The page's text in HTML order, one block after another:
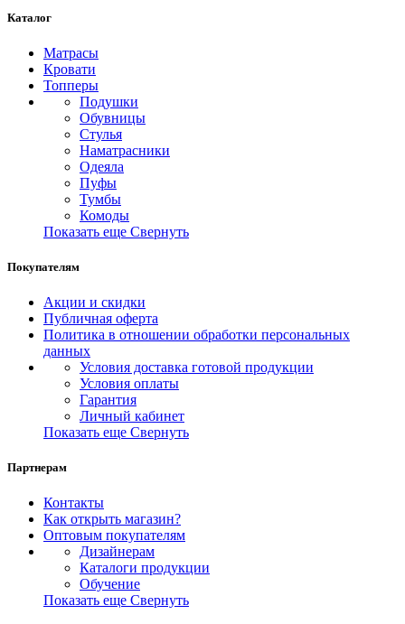
Каталог
Матрасы
Кровати
Топперы
Подушки
Обувницы
Стулья
Наматрасники
Одеяла
Пуфы
Тумбы
Комоды
Показать еще Свернуть
Покупателям
Акции и скидки
Публичная оферта
Политика в отношении обработки персональных
данных
Условия доставка готовой продукции
Условия оплаты
Гарантия
Личный кабинет
Показать еще Свернуть
Партнерам
Контакты
Как открыть магазин?
Оптовым покупателям
Дизайнерам
Каталоги продукции
Обучение
Показать еще Свернуть